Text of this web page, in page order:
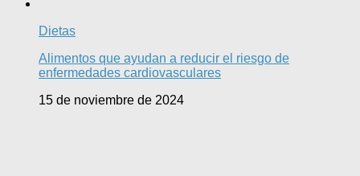
Dietas
Alimentos que ayudan a reducir el riesgo de
enfermedades cardiovasculares
15 de noviembre de 2024